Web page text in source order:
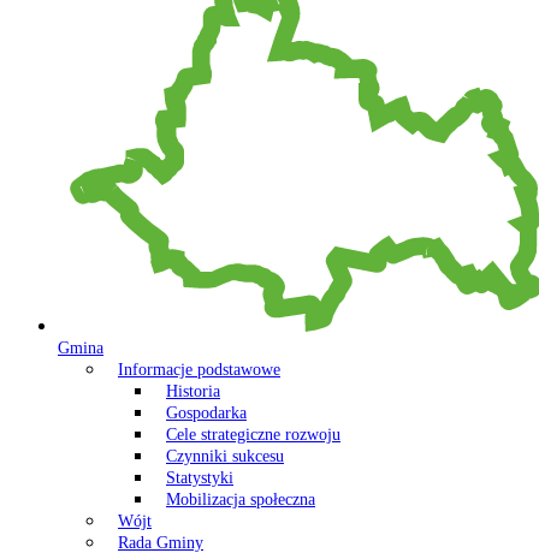
Gmina
Informacje podstawowe
Historia
Gospodarka
Cele strategiczne rozwoju
Czynniki sukcesu
Statystyki
Mobilizacja społeczna
Wójt
Rada Gminy